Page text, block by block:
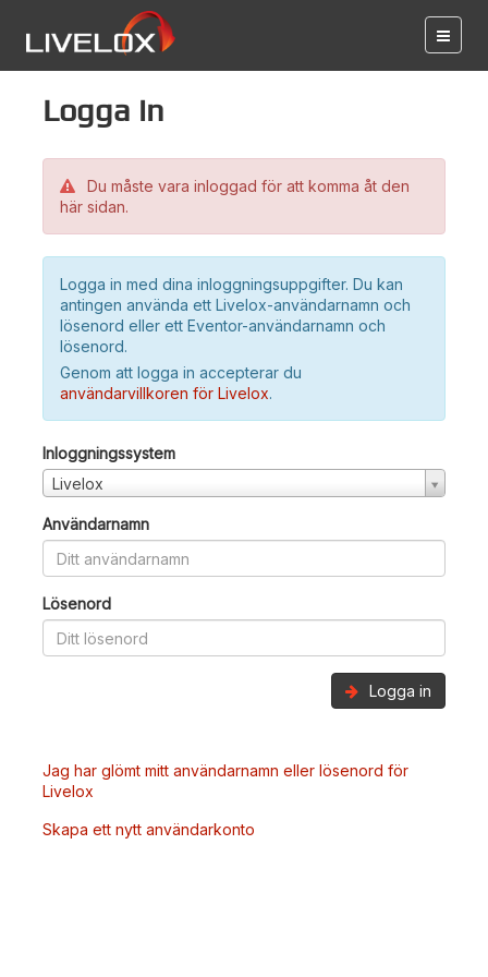
Logga in
Du måste vara inloggad för att komma åt den
här sidan.
Logga in med dina inloggningsuppgifter. Du kan
antingen använda ett Livelox-användarnamn och
lösenord eller ett Eventor-användarnamn och
lösenord.
Genom att logga in accepterar du
användarvillkoren för Livelox.
Inloggningssystem
Livelox
Användarnamn
Lösenord
Logga in
Jag har glömt mitt användarnamn eller lösenord för
Livelox
Skapa ett nytt användarkonto